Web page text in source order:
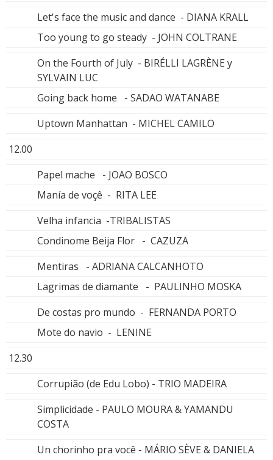
Let's face the music and dance - DIANA KRALL
Too young to go steady - JOHN COLTRANE
On the Fourth of July - BIRÉLLI LAGRÈNE y
SYLVAIN LUC
Going back home - SADAO WATANABE
Uptown Manhattan - MICHEL CAMILO
12.00
Papel mache - JOAO BOSCO
Manía de voçê - RITA LEE
Velha infancia -TRIBALISTAS
Condinome Beija Flor - CAZUZA
Mentiras - ADRIANA CALCANHOTO
Lagrimas de diamante - PAULINHO MOSKA
De costas pro mundo - FERNANDA PORTO
Mote do navio - LENINE
12.30
Corrupião (de Edu Lobo) - TRIO MADEIRA
Simplicidade - PAULO MOURA & YAMANDU
COSTA
Un chorinho pra você - MÁRIO SÈVE & DANIELA